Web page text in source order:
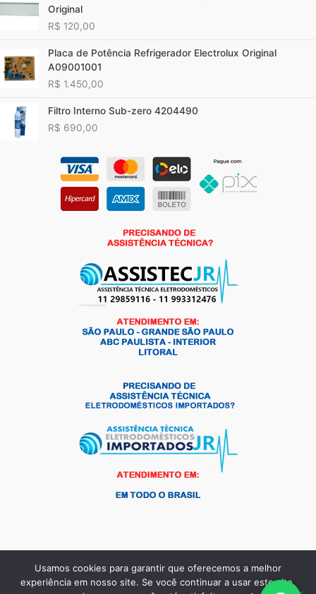
Original
R$ 120,00
Placa de Potência Refrigerador Electrolux Original
A09001001
R$ 1.450,00
Filtro Interno Sub-zero 4204490
R$ 690,00
Copyright © 2026 Andrade Frio Peças para Eletrodomésticos |
Usamos cookies para garantir que oferecemos a melhor
experiência em nosso site. Se você continuar a usar este site,